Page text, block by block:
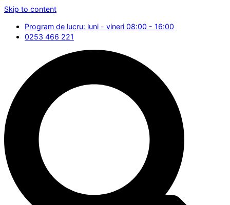
Skip to content
Program de lucru: luni - vineri 08:00 - 16:00
0253 466 221